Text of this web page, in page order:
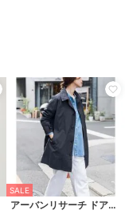
SALE
アーバンリサーチ ドアーズ